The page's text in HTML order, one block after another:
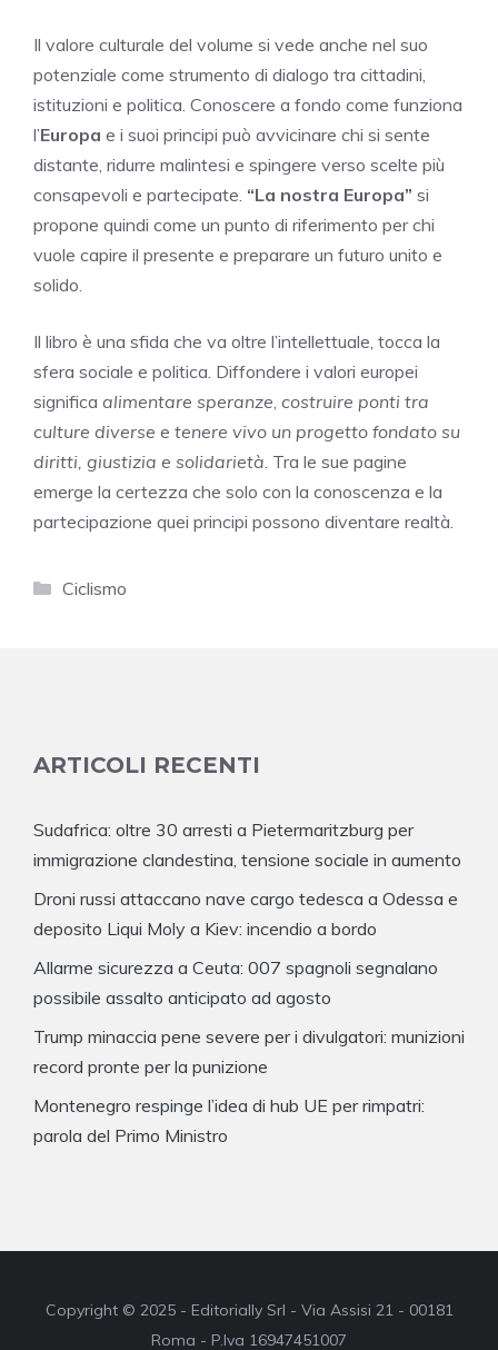
Il valore culturale del volume si vede anche nel suo
potenziale come strumento di dialogo tra cittadini,
istituzioni e politica. Conoscere a fondo come funziona
l’Europa e i suoi principi può avvicinare chi si sente
distante, ridurre malintesi e spingere verso scelte più
consapevoli e partecipate. “La nostra Europa” si
propone quindi come un punto di riferimento per chi
vuole capire il presente e preparare un futuro unito e
solido.
Il libro è una sfida che va oltre l’intellettuale, tocca la
sfera sociale e politica. Diffondere i valori europei
significa alimentare speranze costruire ponti tra
culture diverse e tenere vivo un progetto fondato su
diritti, giustizia e solidarietà . Tra le sue pagine
emerge la certezza che solo con la conoscenza e la
partecipazione quei principi possono diventare realtà.
Categorie
Ciclismo
ARTICOLI RECENTI
Sudafrica: oltre 30 arresti a Pietermaritzburg per
immigrazione clandestina, tensione sociale in aumento
Droni russi attaccano nave cargo tedesca a Odessa e
deposito Liqui Moly a Kiev: incendio a bordo
Allarme sicurezza a Ceuta: 007 spagnoli segnalano
possibile assalto anticipato ad agosto
Trump minaccia pene severe per i divulgatori: munizioni
record pronte per la punizione
Montenegro respinge l’idea di hub UE per rimpatri:
parola del Primo Ministro
Copyright © 2025 - Editorially Srl - Via Assisi 21 - 00181
Roma - P.Iva 16947451007